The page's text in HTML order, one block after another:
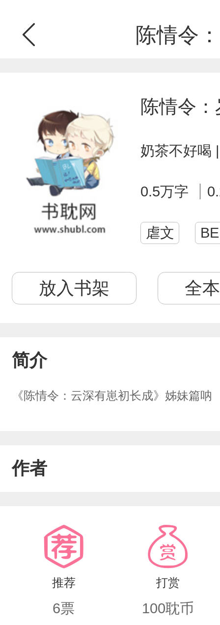
陈情令
陈情令
奶茶不好喝
0.5万字
虐文 BE
放入书架 全
简介
《陈情令：云深有崽初长成》姊妹篇呐
作者
推荐
6票
打赏
100耽币